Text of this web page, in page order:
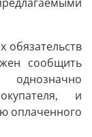
обязательств
сообщить
и
оплаченного